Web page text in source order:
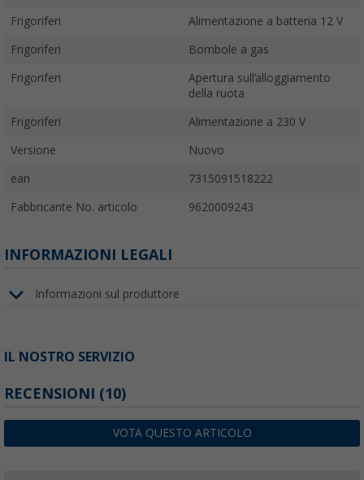
Frigoriferi Alimentazione a batteria 12 V
Frigoriferi Bombole a gas
Frigoriferi
Apertura sull’alloggiamento
della ruota
Frigoriferi Alimentazione a 230 V
Versione Nuovo
ean 7315091518222
Fabbricante No. articolo 9620009243
INFORMAZIONI LEGALI
Informazioni sul produttore
IL NOSTRO SERVIZIO
RECENSIONI (10)
VOTA QUESTO ARTICOLO